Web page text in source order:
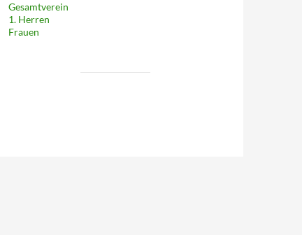
Gesamtverein
1. Herren
Frauen